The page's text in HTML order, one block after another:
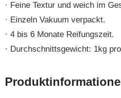
Feine Textur und weich im
Einzeln Vakuum verpackt.
4 bis 6 Monate Reifungszeit.
Durchschnittsgewicht: 1kg